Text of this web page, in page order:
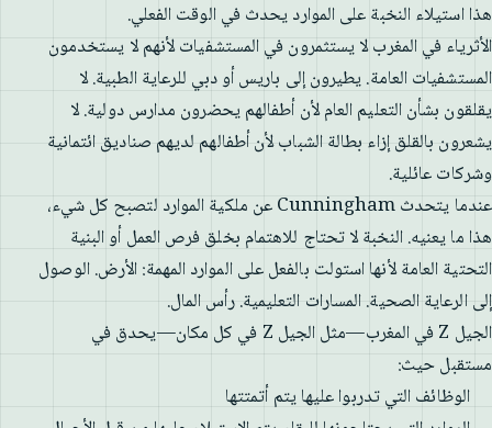
هذا استيلاء النخبة على الموارد يحدث في الوقت الفعلي.
الأثرياء في المغرب لا يستثمرون في المستشفيات لأنهم لا يستخدمون
المستشفيات العامة. يطيرون إلى باريس أو دبي للرعاية الطبية. لا
يقلقون بشأن التعليم العام لأن أطفالهم يحضرون مدارس دولية. لا
يشعرون بالقلق إزاء بطالة الشباب لأن أطفالهم لديهم صناديق ائتمانية
وشركات عائلية.
عندما يتحدث Cunningham عن ملكية الموارد لتصبح كل شيء،
هذا ما يعنيه. النخبة لا تحتاج للاهتمام بخلق فرص العمل أو البنية
التحتية العامة لأنها استولت بالفعل على الموارد المهمة: الأرض. الوصول
إلى الرعاية الصحية. المسارات التعليمية. رأس المال.
الجيل Z في المغرب—مثل الجيل Z في كل مكان—يحدق في
مستقبل حيث:
الوظائف التي تدربوا عليها يتم أتمتتها